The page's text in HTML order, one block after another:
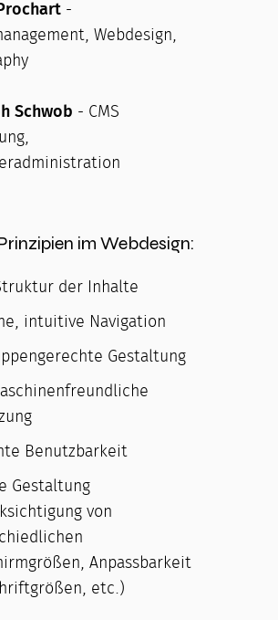
-
Webdesign,
Schwob - CMS
im Webdesign:
der Inhalte
intuitive Navigation
Gestaltung
Benutzbarkeit
Gestaltung
von
Anpassbarkeit
etc.)